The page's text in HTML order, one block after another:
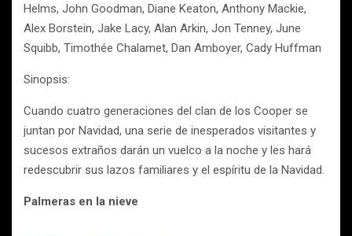
Helms, John Goodman, Diane Keaton, Anthony Mackie,
Alex Borstein, Jake Lacy, Alan Arkin, Jon Tenney, June
Squibb, Timothée Chalamet, Dan Amboyer, Cady Huffman
Sinopsis:
Cuando cuatro generaciones del clan de los Cooper se
juntan por Navidad, una serie de inesperados visitantes y
sucesos extraños darán un vuelco a la noche y les hará
redescubrir sus lazos familiares y el espíritu de la Navidad.
Palmeras en la nieve